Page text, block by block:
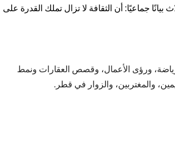
تصدر الدول الثلاث بيانًا جماعيًا: أن الثقافة لا تزال تملك القدرة على
ورؤى الأعمال، وقصص العقارات ونمط
والمغتربين، والزوار في قطر.